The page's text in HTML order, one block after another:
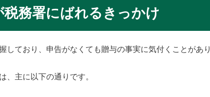
務署にばれるきっかけ
しており、申告がなくても贈与の事実に気付くことがあり
、主に以下の通りです。